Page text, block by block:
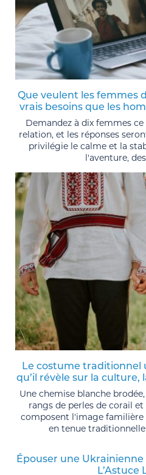
Que veulent les femmes
vrais besoins que les
Demandez à dix femmes
relation, et les réponses
privilégie le calme et la
l'aventure,
Le costume traditionnel
qu’il révèle sur la culture,
Une chemise blanche
rangs de perles de corail
composent l'image
en tenue
Épouser une
L’Astuce